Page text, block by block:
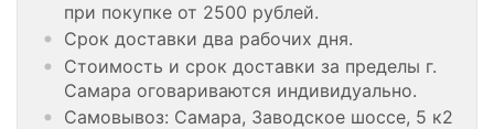
при покупке от 2500 рублей.
Срок доставки два рабочих дня.
Стоимость и срок доставки за пределы г.
Самара оговариваются индивидуально.
Самовывоз: Самара, Заводское шоссе, 5 к2